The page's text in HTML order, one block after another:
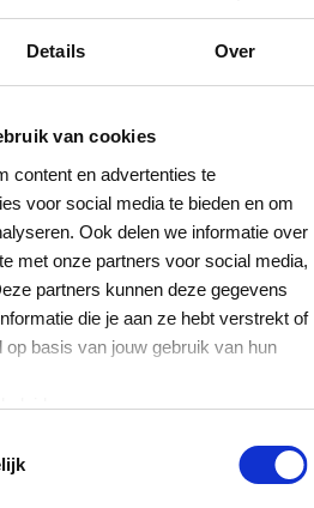
Details Over
van cookies
content en advertenties te
voor social media te bieden en om
Ook delen we informatie over
met onze partners voor social media,
partners kunnen deze gegevens
die je aan ze hebt verstrekt of
basis van jouw gebruik van hun
op de VVV cadeaukaart